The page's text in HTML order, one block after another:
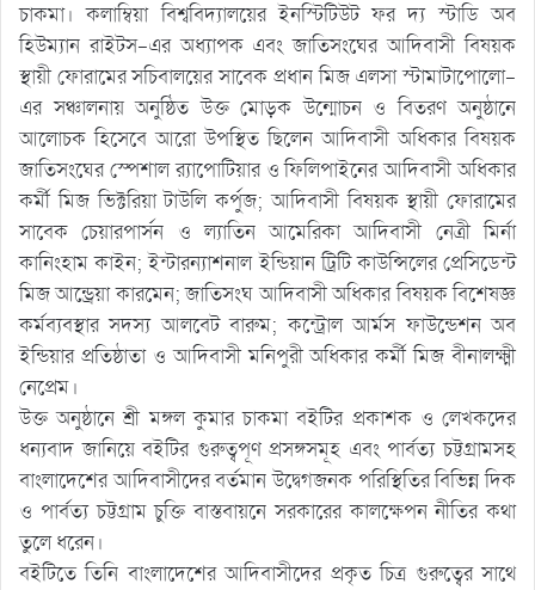
চাকমা। কলাম্বিয়া বিশ্ববিদ্যালয়ের ইনস্টিটিউট ফর দ্য স্টাডি অব
হিউম্যান রাইটস-এর অধ্যাপক এবং জাতিসংঘের আদিবাসী বিষয়ক
স্থায়ী ফোরামের সচিবালয়ের সাবেক প্রধান মিজ এলসা স্টামাটাপোলো-
এর সঞ্চালনায় অনুষ্ঠিত উক্ত মোড়ক উন্মোচন ও বিতরণ অনুষ্ঠানে
আলোচক হিসেবে আরো উপস্থিত ছিলেন আদিবাসী অধিকার বিষয়ক
জাতিসংঘের স্পেশাল র‌্যাপোটিয়ার ও ফিলিপাইনের আদিবাসী অধিকার
কর্মী মিজ ভিক্টরিয়া টাউলি কর্পুজ; আদিবাসী বিষয়ক স্থায়ী ফোরামের
সাবেক চেয়ারপার্সন ও ল্যাতিন আমেরিকা আদিবাসী নেত্রী মির্না
কানিংহাম কাইন; ইন্টারন্যাশনাল ইন্ডিয়ান ট্রিটি কাউন্সিলের প্রেসিডেন্ট
মিজ আন্ড্রেয়া কারমেন; জাতিসংঘ আদিবাসী অধিকার বিষয়ক বিশেষজ্ঞ
কর্মব্যবস্থার সদস্য আলবেট বারুম; কন্ট্রোল আর্মস ফাউন্ডেশন অব
ইন্ডিয়ার প্রতিষ্ঠাতা ও আদিবাসী মনিপুরী অধিকার কর্মী মিজ বীনালক্ষ্মী
নেপ্রেম।
উক্ত অনুষ্ঠানে শ্রী মঙ্গল কুমার চাকমা বইটির প্রকাশক ও লেখকদের
ধন্যবাদ জানিয়ে বইটির গুরুত্বপূণ প্রসঙ্গসমূহ এবং পার্বত্য চট্টগ্রামসহ
বাংলাদেশের আদিবাসীদের বর্তমান উদ্বেগজনক পরিস্থিতির বিভিন্ন দিক
ও পার্বত্য চট্টগ্রাম চুক্তি বাস্তবায়নে সরকারের কালক্ষেপন নীতির কথা
তুলে ধরেন।
বইটিতে তিনি বাংলাদেশের আদিবাসীদের প্রকৃত চিত্র গুরুত্বের সাথে